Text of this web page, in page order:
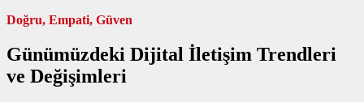
Doğru, Empati, Güven
Günümüzdeki Dijital İletişim Trendleri
ve Değişimleri